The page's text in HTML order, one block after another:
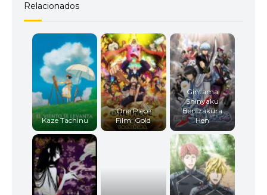
Relacionados
Kaze Tachinu
One Piece
Film: Gold
Gintama
Shinyaku
Benizakura
Hen